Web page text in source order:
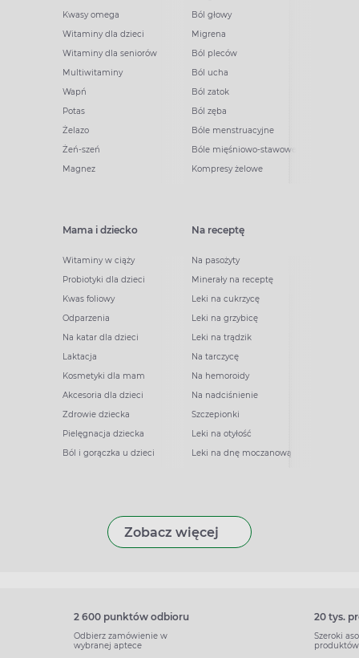
Kwasy omega
Witaminy dla dzieci
Witaminy dla seniorów
Multiwitaminy
Wapń
Potas
Żelazo
Żeń-szeń
Magnez
Ból głowy
Migrena
Ból pleców
Ból ucha
Ból zatok
Ból zęba
Bóle menstruacyjne
Bóle mięśniowo-stawowe
Kompresy żelowe
Mama i dziecko
Witaminy w ciąży
Probiotyki dla dzieci
Kwas foliowy
Odparzenia
Na katar dla dzieci
Laktacja
Kosmetyki dla mam
Akcesoria dla dzieci
Zdrowie dziecka
Pielęgnacja dziecka
Ból i gorączka u dzieci
Na receptę
Na pasożyty
Minerały na receptę
Leki na cukrzycę
Leki na grzybicę
Leki na trądzik
Na tarczycę
Na hemoroidy
Na nadciśnienie
Szczepionki
Leki na otyłość
Leki na dnę moczanową
Zobacz więcej
2 600 punktów odbioru
Odbierz zamówienie w
wybranej aptece
20 tys.
Szeroki
produktów